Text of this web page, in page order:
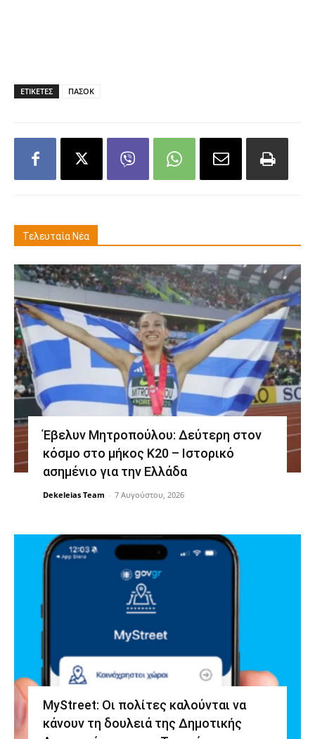
ΕΤΙΚΕΤΕΣ ΠΑΣΟΚ
Τελευταία Νέα
Έβελυν Μητροπούλου: Δεύτερη στον
κόσμο στο μήκος Κ20 – Ιστορικό
ασημένιο για την Ελλάδα
Dekeleias Team - 7 Αυγούστου, 2026
MyStreet: Οι πολίτες καλούνται να
κάνουν τη δουλειά της Δημοτικής